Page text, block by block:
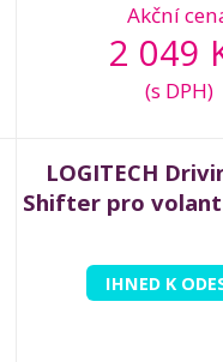
Akční
2 049
(s DPH)
LOGITECH
Shifter pro volant
IHNED K